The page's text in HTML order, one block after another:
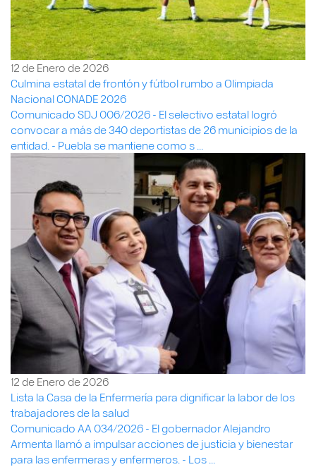
12 de Enero de 2026
Culmina estatal de frontón y fútbol rumbo a Olimpiada
Nacional CONADE 2026
Comunicado SDJ 006/2026 - El selectivo estatal logró
convocar a más de 340 deportistas de 26 municipios de la
entidad. - Puebla se mantiene como s ...
12 de Enero de 2026
Lista la Casa de la Enfermería para dignificar la labor de los
trabajadores de la salud
Comunicado AA 034/2026 - El gobernador Alejandro
Armenta llamó a impulsar acciones de justicia y bienestar
para las enfermeras y enfermeros. - Los ...